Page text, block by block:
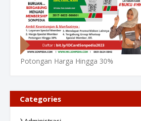
Potongan Harga Hingga 30%
Categories